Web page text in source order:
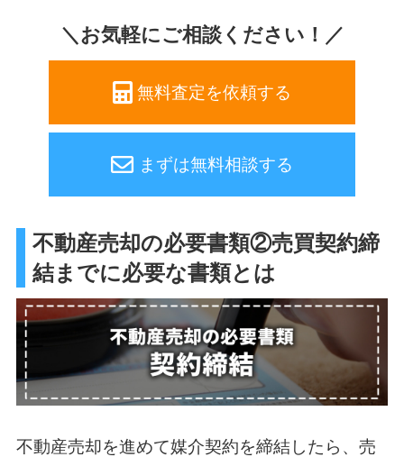
＼お気軽にご相談ください！／
無料査定を依頼する
まずは無料相談する
不動産売却の必要書類②売買契約締
結までに必要な書類とは
不動産売却を進めて媒介契約を締結したら、売